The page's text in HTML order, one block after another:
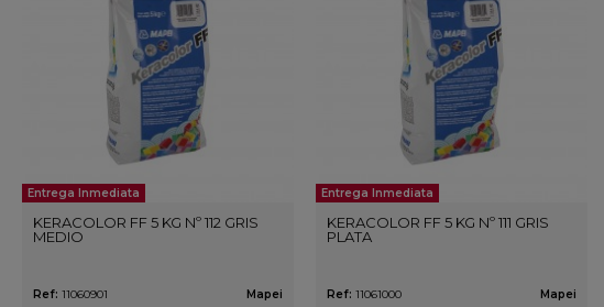
Entrega Inmediata
KERACOLOR FF 5 KG Nº 112 GRIS
MEDIO
Ref: 11060901 Mapei
Entrega Inmediata
KERACOLOR FF 5 KG Nº 111 GRIS
PLATA
Ref: 11061000 Mapei